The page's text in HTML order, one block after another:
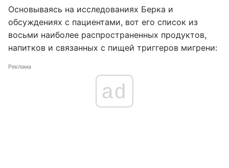
Основываясь на исследованиях Берка и
обсуждениях с пациентами, вот его список из
восьми наиболее распространенных продуктов,
напитков и связанных с пищей триггеров мигрени:
Реклама
ad